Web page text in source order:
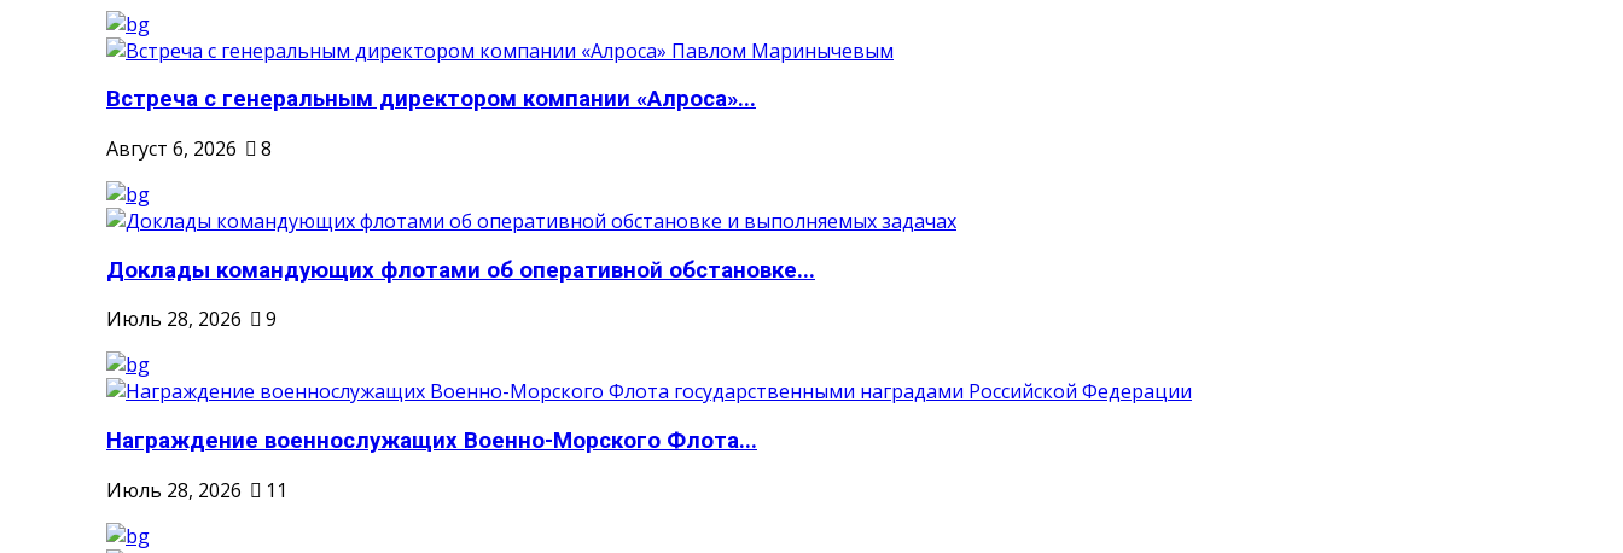
Встреча с генеральным директором компании «Алроса»...
Август 6, 2026
8
Доклады командующих флотами об оперативной обстановке...
Июль 28, 2026
9
Награждение военнослужащих Военно-Морского Флота...
Июль 28, 2026
11